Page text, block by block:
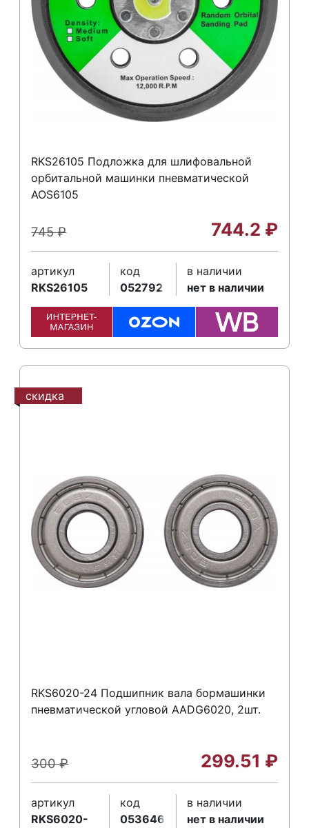
RKS26105 Подложка для шлифовальной
орбитальной машинки пневматической
AOS6105
745₽ 744.2 ₽
артикул
RKS26105
код
052792
в наличии
нет в наличии
скидка
RKS6020-24 Подшипник вала бормашинки
пневматической угловой AADG6020, 2шт.
300₽ 299.51 ₽
артикул
RKS6020-
код
053646
в наличии
нет в наличии